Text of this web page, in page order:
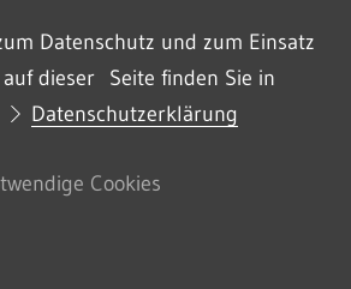
Datenschutz und zum Einsatz
auf dieser Seite finden Sie in
Datenschutzerklärung
Cookies